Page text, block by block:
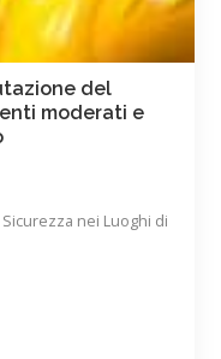
del
moderati e
nei Luoghi di